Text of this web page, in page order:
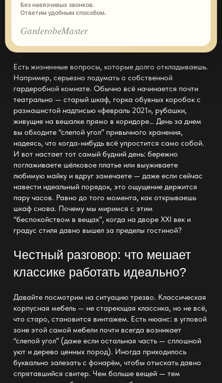
Без навязчивых звонков.
Ответим удобным способом.
GarderobeMaster
Есть жизненные вопросы, которые долго откладываешь.
Например, серьезно подумать о собственной
гардеробной комнате. Обычно всё начинается почти
театрально — старый шкаф, горка обувных коробок с
размашистой надписью «февраль 2021», рубашки,
живущие на вешалке прямо в коридоре… День за днем
вы обходите “слепой угол” привычного хранения,
надеясь, что когда-нибудь всё упростится само собой.
И вот настает тот самый буднийдень: бережно
поглаживаете шёлковое платье или выуживаете
любимую майку и вдруг замечаете — даже если сейчас
навести идеальный порядок, это ощущение держится
пару часов. Равно до того момента, как открываешь
шкаф снова. Почему мы миримся с этим
“беспокойством в вещах”, когда на дворе XXI век и
градус стиля давно вышел за пределы гостиной?
Честный разговор: что мешает
классике работать идеально?
Давайте посмотрим на ситуацию трезво. Классическая
корпусная мебель — не стареющая классика, но не всё,
что старо, становится винтажем. Есть нюанс: в угловой
зоне этой самой мебели почти всегда возникает
“слепой угол” (даже если остальная часть — сплошной
уют и дерево ценных пород). Иногда приходилось
буквально залезать с фонарём, чтобы отыскать давно
спрятавшийся свитер. Чем больше вещей — тем